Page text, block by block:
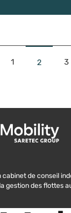
1 2 3
cabinet de conseil
gestion des flottes